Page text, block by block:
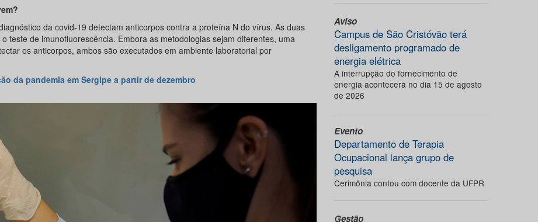
da covid-19 detectam anticorpos contra a proteína N do vírus. As duas
teste de imunofluorescência. Embora as metodologias sejam diferentes, uma
os anticorpos, ambos são executados em ambiente laboratorial por
da pandemia em Sergipe a partir de dezembro
Aviso
Campus de São Cristóvão terá
desligamento programado de
energia elétrica
A interrupção do fornecimento de
energia acontecerá no dia 15 de agosto
de 2026
Evento
Departamento de Terapia
Ocupacional lança grupo de
pesquisa
Cerimônia contou com docente da UFPR
Gestão